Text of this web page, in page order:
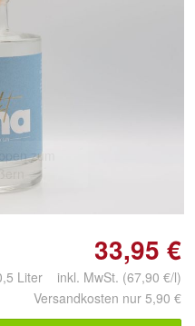
zum
33,95 €
Liter inkl. MwSt. (67,90 €/l)
Versandkosten nur 5,90 €